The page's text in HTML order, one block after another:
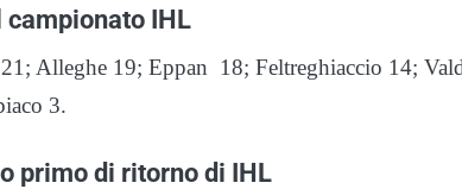
IHL
Alleghe 19; Eppan 18; Feltreghiaccio 14;
3.
primo di ritorno di IHL